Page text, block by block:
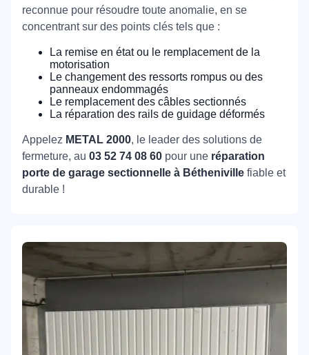
reconnue pour résoudre toute anomalie, en se
concentrant sur des points clés tels que :
La remise en état ou le remplacement de la
motorisation
Le changement des ressorts rompus ou des
panneaux endommagés
Le remplacement des câbles sectionnés
La réparation des rails de guidage déformés
Appelez METAL 2000, le leader des solutions de
fermeture, au 03 52 74 08 60 pour une réparation
porte de garage sectionnelle à Bétheniville fiable et
durable !